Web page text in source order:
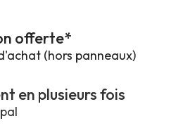
offerte*
(hors panneaux)
en plusieurs fois